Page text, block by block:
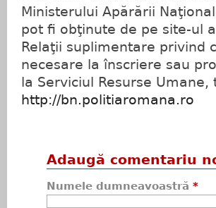
Ministerului Apărării
pot fi obţinute de pe site-ul
Relaţii suplimentare privind
necesare la înscriere sau
la Serviciul Resurse
http://bn.politiaromana.ro
Adaugă comentariu
Numele dumneavoastră *